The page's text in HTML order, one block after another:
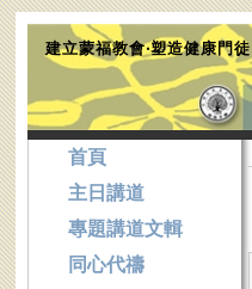
建立蒙福教會‧塑造健康門徒
首頁
主日講道
專題講道文輯
同心代禱